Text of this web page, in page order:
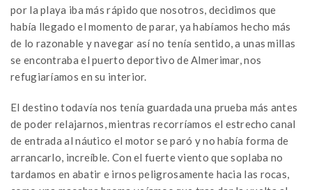
por la playa iba más rápido que nosotros, decidimos que
había llegado el momento de parar, ya habíamos hecho más
de lo razonable y navegar así no tenía sentido, a unas millas
se encontraba el puerto deportivo de Almerimar, nos
refugiaríamos en su interior.
El destino todavía nos tenía guardada una prueba más antes
de poder relajarnos, mientras recorríamos el estrecho canal
de entrada al náutico el motor se paró y no había forma de
arrancarlo, increíble. Con el fuerte viento que soplaba no
tardamos en abatir e irnos peligrosamente hacia las rocas,